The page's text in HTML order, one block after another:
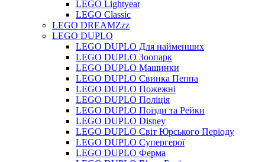
LEGO Lightyear
LEGO Classic
LEGO DREAMZzz
LEGO DUPLO
LEGO DUPLO Для найменших
LEGO DUPLO Зоопарк
LEGO DUPLO Машинки
LEGO DUPLO Свинка Пеппа
LEGO DUPLO Пожежні
LEGO DUPLO Поліція
LEGO DUPLO Поїзди та Рейки
LEGO DUPLO Disney
LEGO DUPLO Світ Юрського Періоду
LEGO DUPLO Супергерої
LEGO DUPLO Ферма